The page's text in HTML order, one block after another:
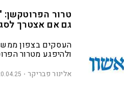
טרור
גם אם אצטרך
העסקים בצפון
ולהיפגע מטרור
שהתעוררו לגלות
הם מצידם מביעים
אלינור פבריקר